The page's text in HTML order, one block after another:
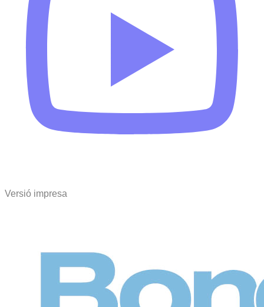
Versió impresa